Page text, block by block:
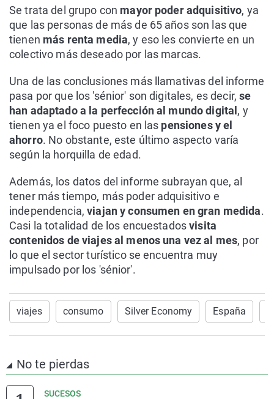
Se trata del grupo con mayor poder adquisitivo, ya
que las personas de más de 65 años son las que
tienen más renta media, y eso les convierte en un
colectivo más deseado por las marcas.
Una de las conclusiones más llamativas del informe
pasa por que los 'sénior' son digitales, es decir,se
han adaptado a la perfección al mundo digital , y
tienen ya el foco puesto en las pensiones y el
ahorro. No obstante, este último aspecto varía
según la horquilla de edad.
Además, los datos del informe subrayan que, al
tener más tiempo, más poder adquisitivo e
independencia,viajan y consumen en gran medida.
Casi la totalidad de los encuestadosvisita
contenidos de viajes al menos una vez al mes, por
lo que el sector turístico se encuentra muy
impulsado por los 'sénior'.
viajes consumo Silver Economy España
No te pierdas
SUCESOS